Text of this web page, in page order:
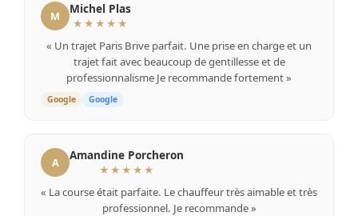
M Michel Plas
★★★★★
« Un trajet Paris Brive parfait. Une prise en charge et un
trajet fait avec beaucoup de gentillesse et de
professionnalisme Je recommande fortement »
Google Google
A Amandine Porcheron
★★★★★
« La course était parfaite. Le chauffeur très aimable et très
professionnel. Je recommande »